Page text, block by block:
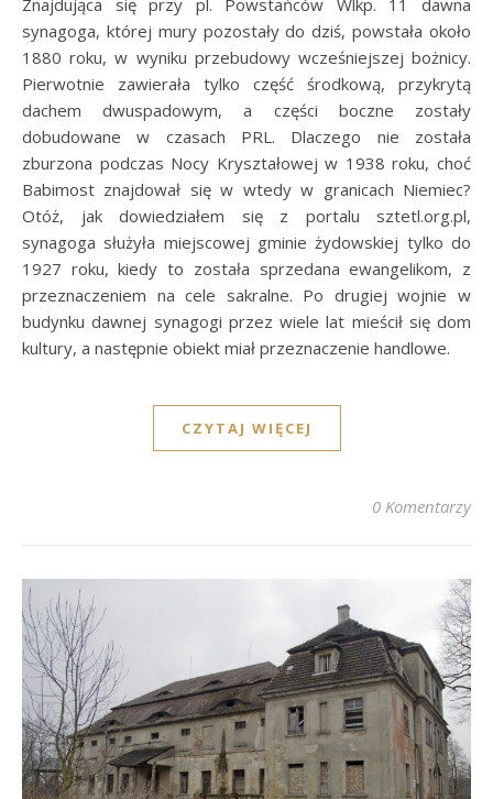
Znajdująca się przy pl. Powstańców Wlkp. 11 dawna
synagoga, której mury pozostały do dziś, powstała około
1880 roku, w wyniku przebudowy wcześniejszej bożnicy.
Pierwotnie zawierała tylko część środkową, przykrytą
dachem dwuspadowym, a części boczne zostały
dobudowane w czasach PRL. Dlaczego nie została
zburzona podczas Nocy Kryształowej w 1938 roku, choć
Babimost znajdował się w wtedy w granicach Niemiec?
Otóż, jak dowiedziałem się z portalu sztetl.org.pl,
synagoga służyła miejscowej gminie żydowskiej tylko do
1927 roku, kiedy to została sprzedana ewangelikom, z
przeznaczeniem na cele sakralne. Po drugiej wojnie w
budynku dawnej synagogi przez wiele lat mieścił się dom
kultury, a następnie obiekt miał przeznaczenie handlowe.
CZYTAJ WIĘCEJ
0 Komentarzy